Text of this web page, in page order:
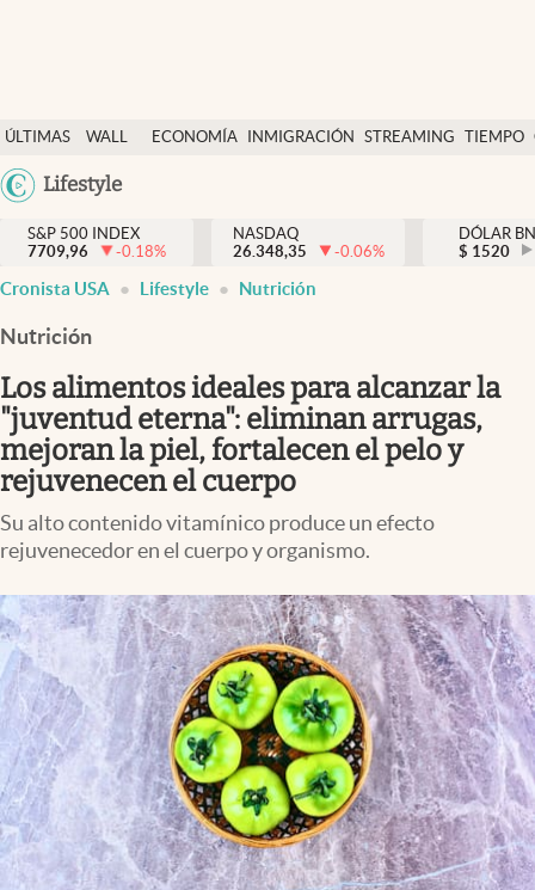
ÚLTIMAS
NOTICIAS
WALL
Y
DÓLAR
ECONOMÍA INMIGRACIÓN STREAMING TIEMPO
México
Lifestyle
Finanzas y economía
Wall Street y dólar
Inmigración
Espiritual
Streaming
PC y mobile
Lifestyle
USA
S&P 500 INDEX
7709,96
-0.18%
NASDAQ
26.348,35
-0.06%
DÓLAR
$ 1520
Cronista USA Lifestyle Nutrición
Nutrición
Los alimentos ideales para alcanzar la
"juventud eterna": eliminan arrugas,
mejoran la piel, fortalecen el pelo y
rejuvenecen el cuerpo
Su alto contenido vitamínico produce un efecto
rejuvenecedor en el cuerpo y organismo.